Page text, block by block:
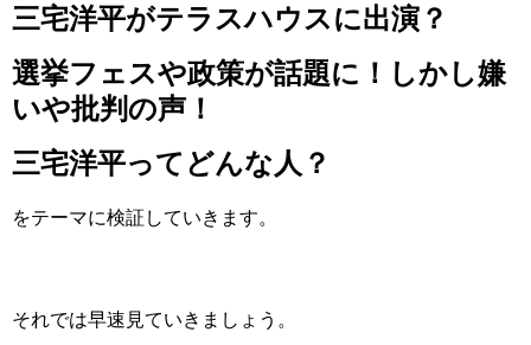
三宅洋平がテラスハウスに出演？
選挙フェスや政策が話題に！しかし嫌
いや批判の声！
三宅洋平ってどんな人？
をテーマに検証していきます。
それでは早速見ていきましょう。